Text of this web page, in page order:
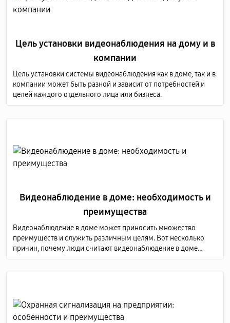
Цель установки видеонаблюдения на дому и в
компании
Цель установки системы видеонаблюдения как в доме, так и в
компании может быть разной и зависит от потребностей и
целей каждого отдельного лица или бизнеса.
Видеонаблюдение в доме: необходимость и
преимущества
Видеонаблюдение в доме может приносить множество
преимуществ и служить различным целям. Вот несколько
причин, почему люди считают видеонаблюдение в доме
необходимым, а также преимущества, связанные с этой